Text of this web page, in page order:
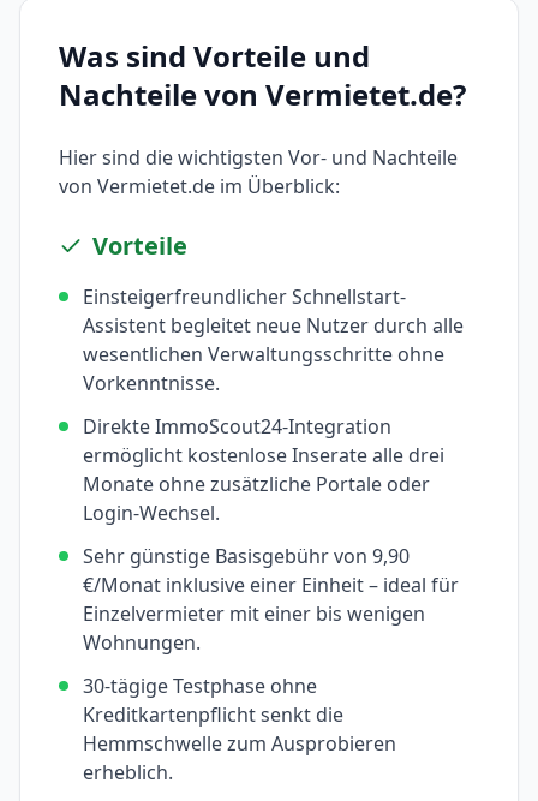
Was sind Vorteile und
Nachteile von Vermietet.de?
Hier sind die wichtigsten Vor- und Nachteile
von Vermietet.de im Überblick:
Vorteile
Einsteigerfreundlicher Schnellstart-
Assistent begleitet neue Nutzer durch alle
wesentlichen Verwaltungsschritte ohne
Vorkenntnisse.
Direkte ImmoScout24-Integration
ermöglicht kostenlose Inserate alle drei
Monate ohne zusätzliche Portale oder
Login-Wechsel.
Sehr günstige Basisgebühr von 9,90
€/Monat inklusive einer Einheit – ideal für
Einzelvermieter mit einer bis wenigen
Wohnungen.
30-tägige Testphase ohne
Kreditkartenpflicht senkt die
Hemmschwelle zum Ausprobieren
erheblich.